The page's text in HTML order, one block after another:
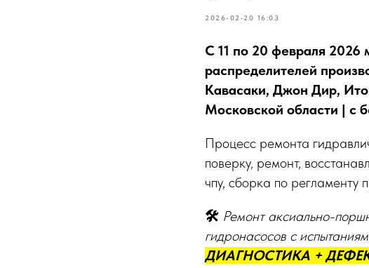
2026-02-20 16:03
С 11 по 20 февраля 2026
распределителей
Кавасаки, Джон Дир,
Московской области | с
Процесс ремонта
поверку, ремонт,
чпу, сборка по регламенту
🛠️ Ремонт аксиально-
гидронасосов с
ДИАГНОСТИКА +